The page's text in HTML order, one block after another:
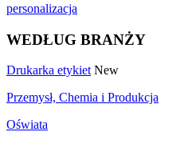
personalizacja
WEDŁUG BRANŻY
Drukarka etykiet New
Przemysł, Chemia i Produkcja
Oświata